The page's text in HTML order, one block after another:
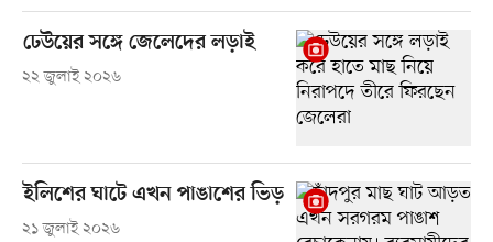
ঢেউয়ের সঙ্গে জেলেদের লড়াই
২২ জুলাই ২০২৬
ইলিশের ঘাটে এখন পাঙাশের ভিড়
২১ জুলাই ২০২৬